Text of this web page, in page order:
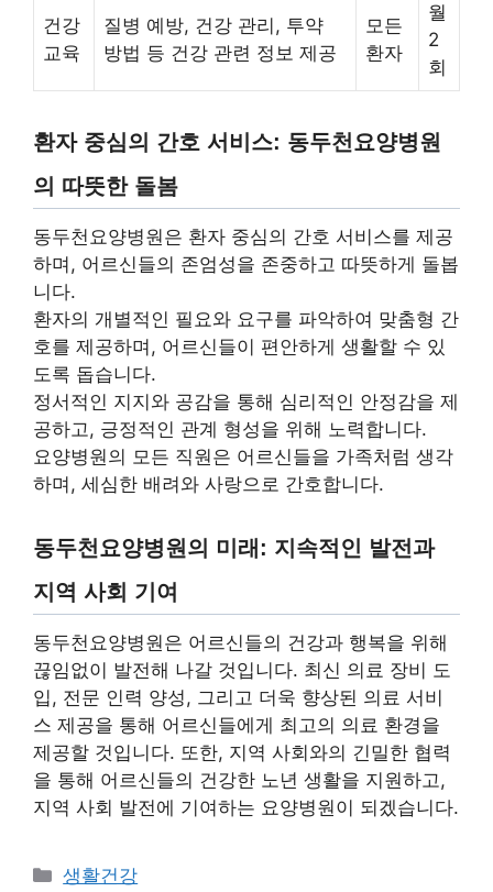
건강
교육
질병 예방, 건강 관리, 투약
방법 등 건강 관련 정보 제공
모든
환자
월
2
회
환자 중심의 간호 서비스: 동두천요양병원
의 따뜻한 돌봄
동두천요양병원은 환자 중심의 간호 서비스를 제공
하며, 어르신들의 존엄성을 존중하고 따뜻하게 돌봅
니다.
환자의 개별적인 필요와 요구를 파악하여 맞춤형 간
호를 제공하며, 어르신들이 편안하게 생활할 수 있
도록 돕습니다.
정서적인 지지와 공감을 통해 심리적인 안정감을 제
공하고, 긍정적인 관계 형성을 위해 노력합니다.
요양병원의 모든 직원은 어르신들을 가족처럼 생각
하며, 세심한 배려와 사랑으로 간호합니다.
동두천요양병원의 미래: 지속적인 발전과
지역 사회 기여
동두천요양병원은 어르신들의 건강과 행복을 위해
끊임없이 발전해 나갈 것입니다. 최신 의료 장비 도
입, 전문 인력 양성, 그리고 더욱 향상된 의료 서비
스 제공을 통해 어르신들에게 최고의 의료 환경을
제공할 것입니다. 또한, 지역 사회와의 긴밀한 협력
을 통해 어르신들의 건강한 노년 생활을 지원하고,
지역 사회 발전에 기여하는 요양병원이 되겠습니다.
Categories
생활건강